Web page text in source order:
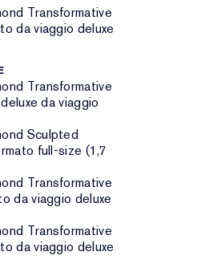
Transformative
da viaggio deluxe
Transformative
da viaggio
Sculpted
full-size (1,7
Transformative
da viaggio deluxe
Transformative
da viaggio deluxe